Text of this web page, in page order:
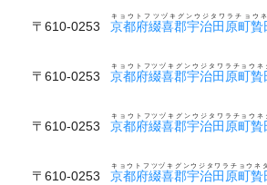
〒610-0253 京都府綴喜郡宇治田原町贄
キョウトフツヅキグンウジタワラチョウ
〒610-0253 京都府綴喜郡宇治田原町贄
キョウトフツヅキグンウジタワラチョウネ
〒610-0253 京都府綴喜郡宇治田原町贄
キョウトフツヅキグンウジタワラチョウネ
〒610-0253 京都府綴喜郡宇治田原町贄
キョウトフツヅキグンウジタワラチョウネ